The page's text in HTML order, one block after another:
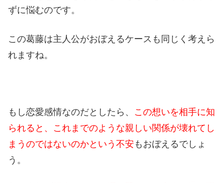
ずに悩むのです。
この葛藤は主人公がおぼえるケースも同じく考えら
れますね。
もし恋愛感情なのだとしたら、 この想いを相手に知
られると、これまでのような親しい関係が壊れてし
まうのではないのかという不安 もおぼえるでしょ
う。